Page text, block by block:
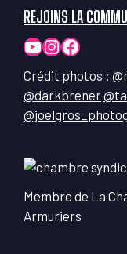
REJOINS LA
YouTube
Instagram
Crédit photos :
@darkbrener
Membre de La
Armuriers